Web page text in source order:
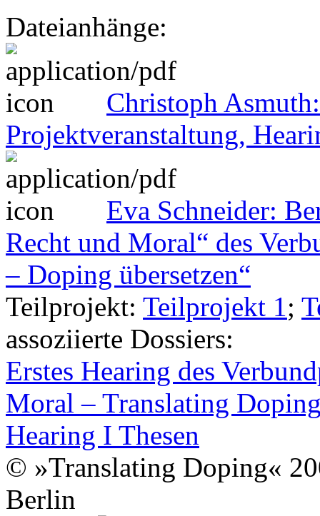
Dateianhänge:
Christoph
Projektveranstaltung,
Eva Schneider:
Recht und Moral“ des
– Doping übersetzen“
Teilprojekt: Teilprojekt 1;
assoziierte Dossiers:
Erstes Hearing des
Moral – Translating
Hearing I Thesen
© »Translating Doping«
Berlin